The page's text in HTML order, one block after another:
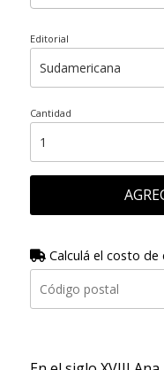
Editorial
Cantidad
Calculá el costo de